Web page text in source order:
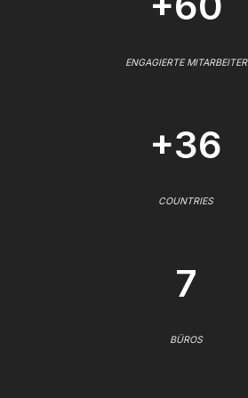
ENGAGIERTE MITARBEITER
+36
COUNTRIES
7
BÜROS